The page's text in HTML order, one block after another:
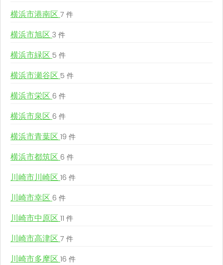
横浜市港南区 7 件
横浜市旭区 3 件
横浜市緑区 5 件
横浜市瀬谷区 5 件
横浜市栄区 6 件
横浜市泉区 6 件
横浜市青葉区 19 件
横浜市都筑区 6 件
川崎市川崎区 16 件
川崎市幸区 6 件
川崎市中原区 11 件
川崎市高津区 7 件
川崎市多摩区 16 件